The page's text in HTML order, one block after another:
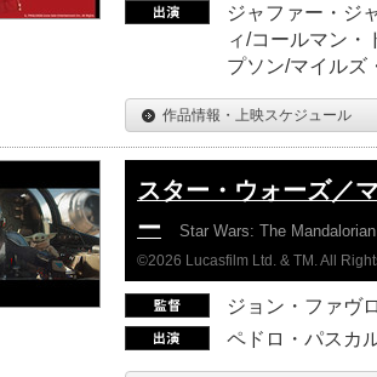
ジャファー・ジ
ィ/コールマン・
プソン/マイルズ
作品情報・上映スケジュール
スター・ウォーズ／
ー
Star Wars: The
©2026 Lucasfilm Ltd. & TM. All
ジョン・ファヴ
ペドロ・パスカ